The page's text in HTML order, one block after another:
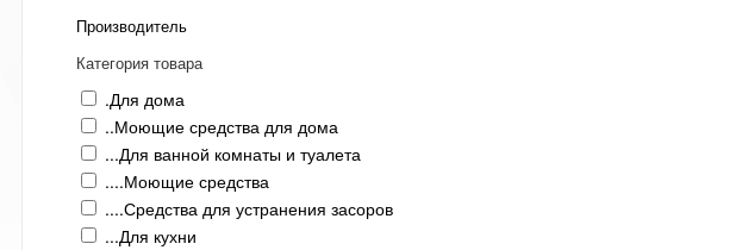
Производитель
Категория товара
.Для дома
..Моющие средства для дома
...Для ванной комнаты и туалета
....Моющие средства
....Средства для устранения засоров
...Для кухни